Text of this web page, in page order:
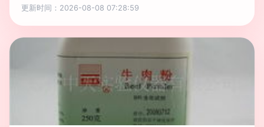
更新时间：2026-08-08 07:28:59